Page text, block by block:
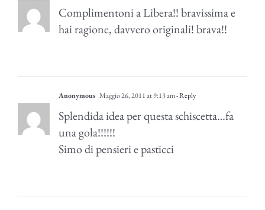
Complimentoni a Libera!! bravissima e
hai ragione, davvero originali! brava!!
Anonymous Maggio 26, 2011 at 9:13 am- Reply
Splendida idea per questa schiscetta…fa
una gola!!!!!!
Simo di pensieri e pasticci